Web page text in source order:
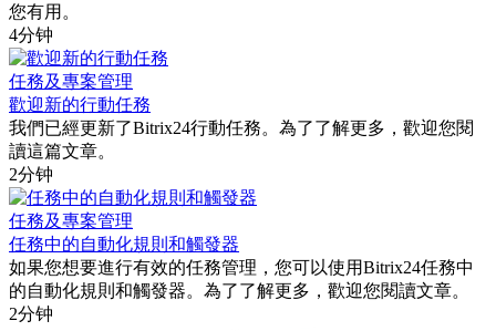
您有用。
4分钟
任務及專案管理
歡迎新的行動任務
我們已經更新了Bitrix24行動任務。為了了解更多，歡迎您閱
讀這篇文章。
2分钟
任務及專案管理
任務中的自動化規則和觸發器
如果您想要進行有效的任務管理，您可以使用Bitrix24任務中
的自動化規則和觸發器。為了了解更多，歡迎您閱讀文章。
2分钟